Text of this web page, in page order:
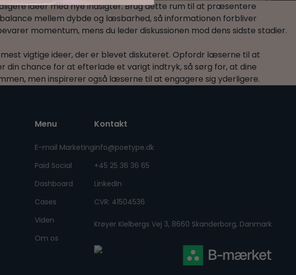
ideer med nye indsigter. Brug dette rum til at præsentere
mellem dybde og læsbarhed, så informationen forbliver
momentum, mens du leder diskussionen mod dens sidste stadier.
vigtige ideer, der er blevet diskuteret. Opfordr læserne til at
din chance for at efterlade et varigt indtryk, så sørg for, at dine
men inspirerer også læserne til at engagere sig yderligere.
Menu
E-mail Marketing
Paid Social
Dashboard
Cases
Viden
Om os
Kontakt
info@poetype.dk
+45 25 36 36 65
LinkedIn
CVR: 41504536
Krøyer Kielbergs Vej 3, 8660 Skanderborg, Danmark